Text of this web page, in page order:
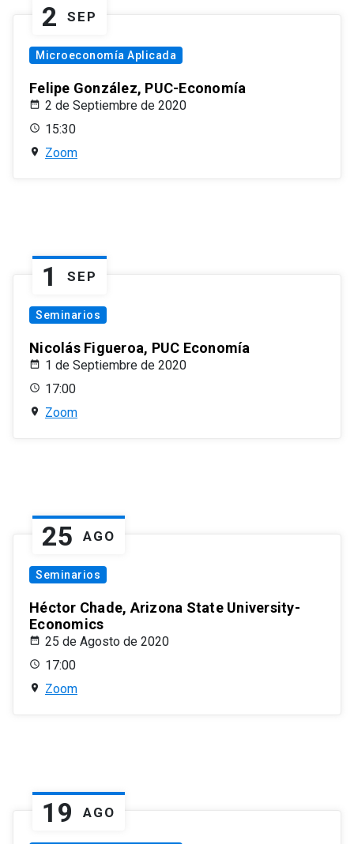
2 SEP
Microeconomía Aplicada
Felipe González, PUC-Economía
2 de Septiembre de 2020
15:30
Zoom
1 SEP
Seminarios
Nicolás Figueroa, PUC Economía
1 de Septiembre de 2020
17:00
Zoom
25 AGO
Seminarios
Héctor Chade, Arizona State University-
Economics
25 de Agosto de 2020
17:00
Zoom
19 AGO